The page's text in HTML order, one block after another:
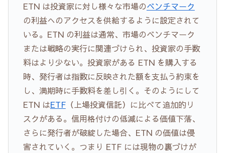
ETN は投資家に対し様々な市場のベンチマーク
の利益へのアクセスを供給するように設定されて
いる。ETN の利益は通常、市場のベンチマーク
または戦略の実行に関連づけられ、投資家の手数
料はより少ない。投資家がある ETN を購入する
時、発行者は指数に反映された額を支払う約束を
し、満期時に手数料を差し引く。そのようにして
ETN はETF（上場投資信託）に比べて追加的リ
スクがある。信用格付けの低減による価値下落、
さらに発行者が破綻した場合、ETN の価値は侵
害されていく。つまり ETF には現物の裏づけが